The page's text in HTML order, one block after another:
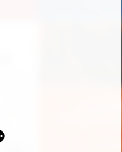
i Kanadzie w latach